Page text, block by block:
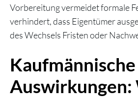
Vorbereitung vermeidet formale
verhindert, dass Eigentümer
des Wechsels Fristen oder
Kaufmännische
Auswirkungen: